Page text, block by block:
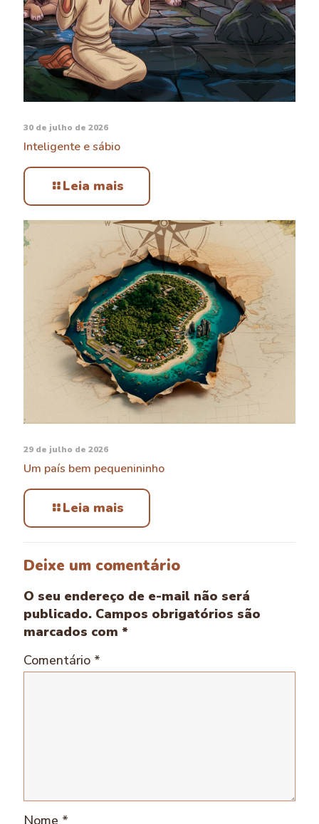
30 de julho de 2026
Inteligente e sábio
Leia mais
29 de julho de 2026
Um país bem pequenininho
Leia mais
Deixe um comentário
O seu endereço de e-mail não será
publicado. Campos obrigatórios são
marcados com *
Comentário *